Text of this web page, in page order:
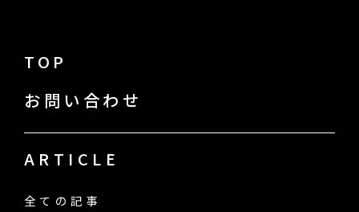
TOP
お問い合わせ
ARTICLE
全ての記事